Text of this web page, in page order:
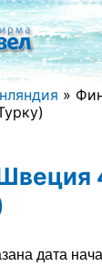
68
»
дата